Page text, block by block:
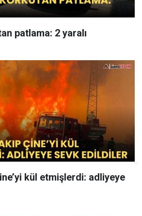
patlama: 2 yaralı
kül etmişlerdi: adliyeye